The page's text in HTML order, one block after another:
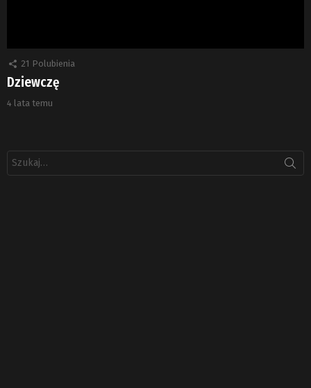
21 Polubienia
Dziewczę
4 lata temu